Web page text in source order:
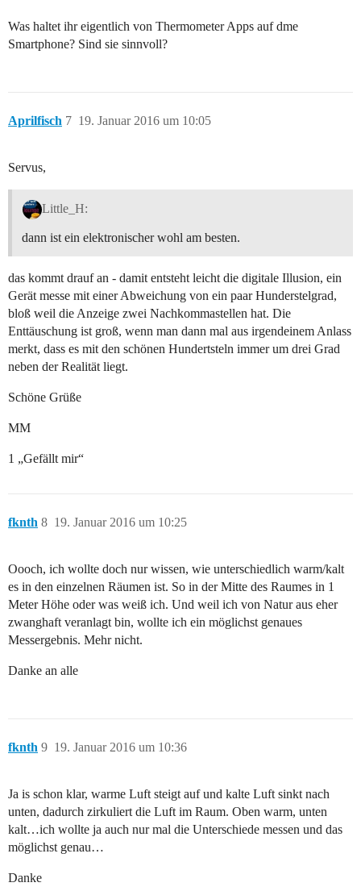
Was haltet ihr eigentlich von Thermometer Apps auf dme
Smartphone? Sind sie sinnvoll?
Aprilfisch 19. Januar 2016 um 10:05
7
Servus,
Little_H:
dann ist ein elektronischer wohl am besten.
das kommt drauf an - damit entsteht leicht die digitale Illusion, ein
Gerät messe mit einer Abweichung von ein paar Hunderstelgrad,
bloß weil die Anzeige zwei Nachkommastellen hat. Die
Enttäuschung ist groß, wenn man dann mal aus irgendeinem Anlass
merkt, dass es mit den schönen Hundertsteln immer um drei Grad
neben der Realität liegt.
Schöne Grüße
MM
1 „Gefällt mir“
fknth 19. Januar 2016 um 10:25
8
Oooch, ich wollte doch nur wissen, wie unterschiedlich warm/kalt
es in den einzelnen Räumen ist. So in der Mitte des Raumes in 1
Meter Höhe oder was weiß ich. Und weil ich von Natur aus eher
zwanghaft veranlagt bin, wollte ich ein möglichst genaues
Messergebnis. Mehr nicht.
Danke an alle
fknth 19. Januar 2016 um 10:36
9
Ja is schon klar, warme Luft steigt auf und kalte Luft sinkt nach
unten, dadurch zirkuliert die Luft im Raum. Oben warm, unten
kalt…ich wollte ja auch nur mal die Unterschiede messen und das
möglichst genau…
Danke